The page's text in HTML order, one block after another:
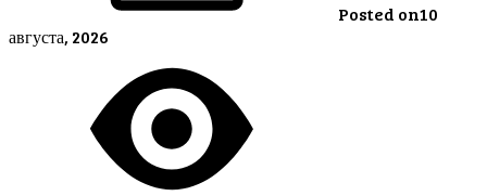
Posted on10
августа, 2026